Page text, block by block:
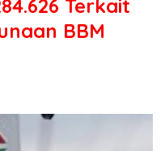
Terkait
BBM